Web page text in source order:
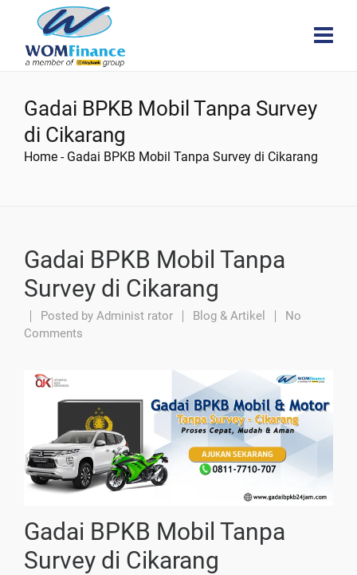
Gadai BPKB Mobil Tanpa Survey
di Cikarang
Home - Gadai BPKB Mobil Tanpa Survey di Cikarang
Gadai BPKB Mobil Tanpa
Survey di Cikarang
Posted by Administ rator Blog & Artikel
No
Comments
Gadai BPKB Mobil Tanpa
Survey di Cikarang